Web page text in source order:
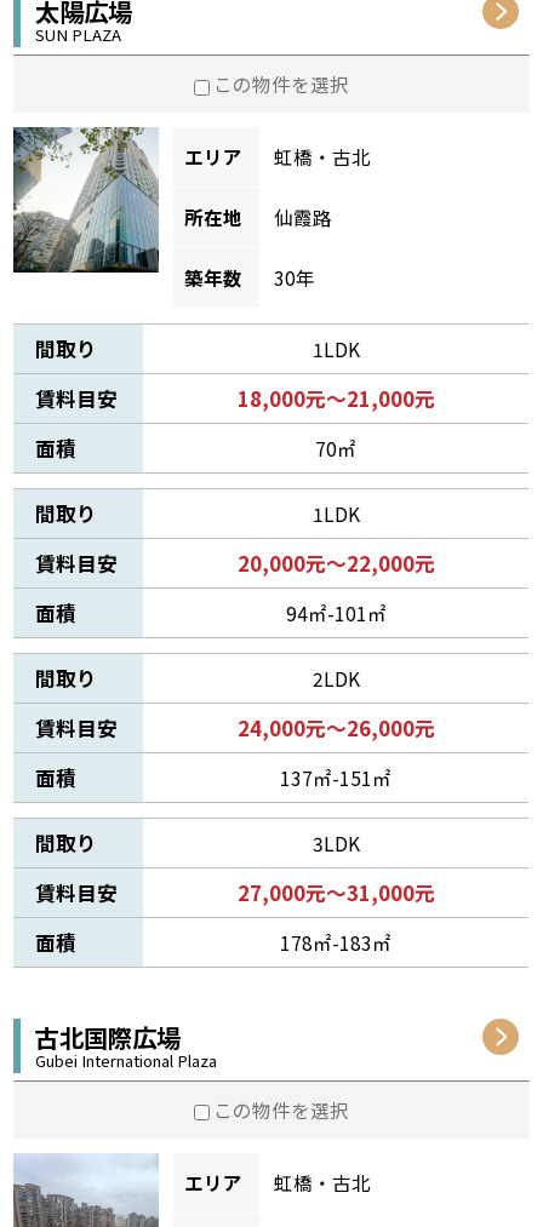
太陽広場
SUN PLAZA
この物件を選択
エリア 虹橋・古北
所在地 仙霞路
築年数 30年
間取り 1LDK
賃料目安
18,000元～21,000元
面積
70㎡
間取り 1LDK
賃料目安
20,000元～22,000元
面積
94㎡-101㎡
間取り 2LDK
賃料目安
24,000元～26,000元
面積
137㎡-151㎡
間取り 3LDK
賃料目安
27,000元～31,000元
面積
178㎡-183㎡
古北国際広場
Gubei International Plaza
この物件を選択
エリア 虹橋・古北